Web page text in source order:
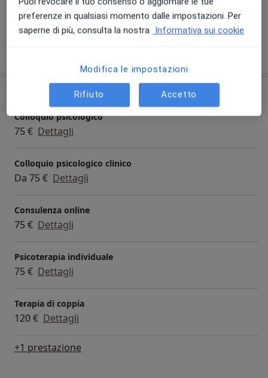
Adulti
Prestazioni e prezzi
Colloquio psicologico
75 € Dettagli
Colloquio psicologico clinico
Da 75 € Dettagli
Consulenza online
75 € Dettagli
Psicoterapia individuale
75 € Dettagli
Terapia di coppia
120 € Dettagli
+1 prestazione
preferenze in qualsiasi momento dalle impostazioni. Per
saperne di più, consulta la nostra Informativa sui cookie
Modifica le impostazioni
Rifiuto Accetto